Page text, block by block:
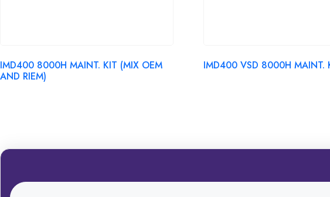
IMD400 8000H MAINT. KIT (MIX OEM
AND RIEM)
IMD400 VSD 8000H MAINT.